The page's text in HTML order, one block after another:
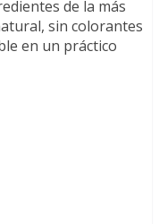
de la más
sin colorantes
en un práctico